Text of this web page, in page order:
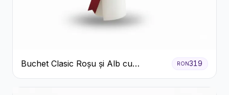
Buchet Clasic Roșu și Alb cu
Crizanteme
RON319